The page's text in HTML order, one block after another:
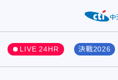
LIVE 24HR 決戰2026